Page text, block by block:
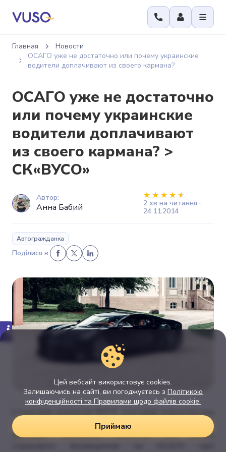
Главная
Новости
ОСАГО уже не достаточно или почему украинские
водители доплачивают из своего кармана?
ОСАГО уже не достаточно
или почему украинские
водители доплачивают
из своего кармана? >
СК«ВУСО»
Автор:
Анна Бабий
2 хв на читання ·
24.11.2014
Автогражданка
Поділися в:
Страховая компания ВУСО, учитывая значительное
повышение стоимости комплектующих частей,
обращает внимание клиентов, что суммы
Цей вебсайт використовує cookies.
Залишаючись на сайті, ви погоджуєтесь з Політикою
конфіденційності та Правилами щодо файлів cookie.
Приймаю